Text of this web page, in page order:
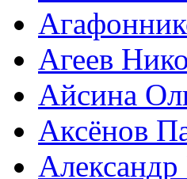
Агеев
Айсина
Аксёнов